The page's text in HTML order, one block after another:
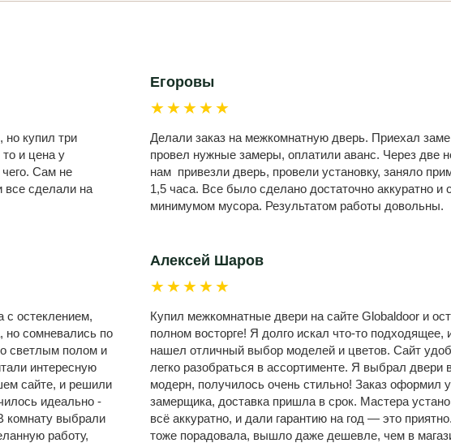
но купил три
и цена у
чего. Сам не
все сделали на
Егоровы
★★★★★
Делали заказ на межкомнатную дверь. Приехал
провел нужные замеры, оплатили аванс. Через две
нам привезли дверь, провели установку, заняло
1,5 часа. Все было сделано достаточно аккуратно и
минимумом мусора. Результатом работы довольны.
с остеклением,
но сомневались по
светлым полом и
интересную
сайте, и решили
идеально -
комнату выбрали
работу,
Алексей Шаров
★★★★★
Купил межкомнатные двери на сайте Globaldoor и
полном восторге! Я долго искал что-то подходящее,
нашел отличный выбор моделей и цветов. Сайт
легко разобраться в ассортименте. Я выбрал двери
модерн, получилось очень стильно! Заказ оформил у
замерщика, доставка пришла в срок. Мастера
всё аккуратно, и дали гарантию на год — это
тоже порадовала, вышло даже дешевле, чем в